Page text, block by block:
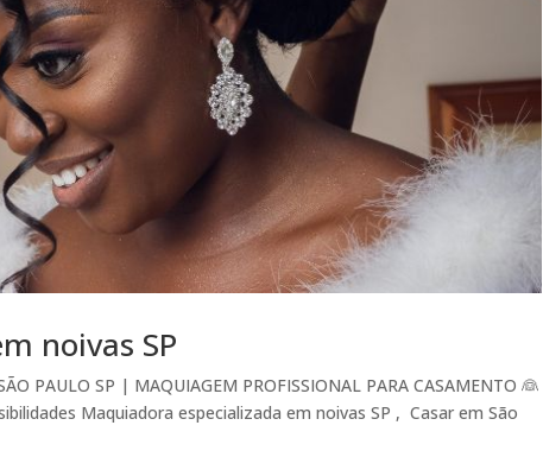
noivas SP
PAULO SP | MAQUIAGEM PROFISSIONAL PARA CASAMENTO 👰
Maquiadora especializada em noivas SP , Casar em São